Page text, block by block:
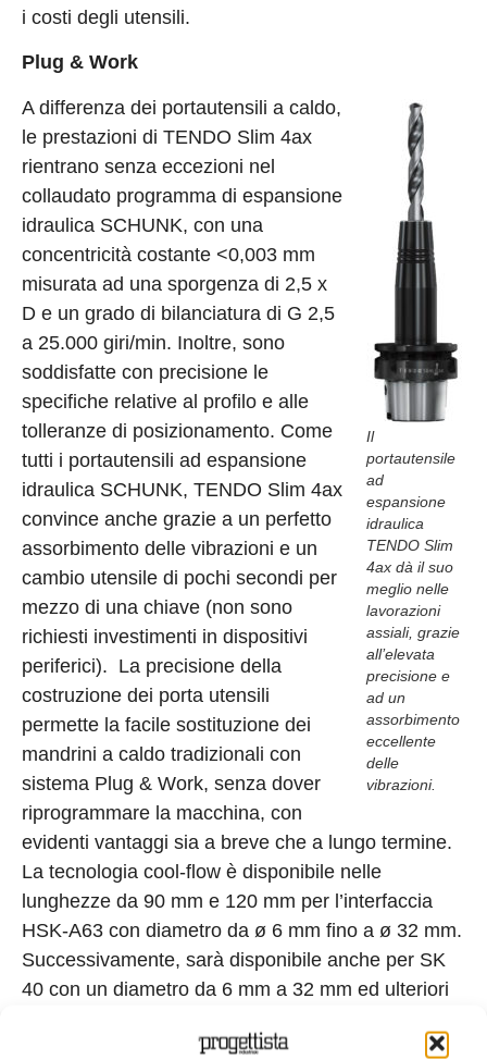
i costi degli utensili.
Plug & Work
Il
portautensile
ad
espansione
idraulica
TENDO Slim
4ax dà il suo
meglio nelle
lavorazioni
assiali, grazie
all’elevata
precisione e
ad un
assorbimento
eccellente
delle
vibrazioni.
A differenza dei portautensili a caldo,
le prestazioni di TENDO Slim 4ax
rientrano senza eccezioni nel
collaudato programma di espansione
idraulica SCHUNK, con una
concentricità costante <0,003 mm
misurata ad una sporgenza di 2,5 x
D e un grado di bilanciatura di G 2,5
a 25.000 giri/min. Inoltre, sono
soddisfatte con precisione le
specifiche relative al profilo e alle
tolleranze di posizionamento. Come
tutti i portautensili ad espansione
idraulica SCHUNK, TENDO Slim 4ax
convince anche grazie a un perfetto
assorbimento delle vibrazioni e un
cambio utensile di pochi secondi per
mezzo di una chiave (non sono
richiesti investimenti in dispositivi
periferici). La precisione della
costruzione dei porta utensili
permette la facile sostituzione dei
mandrini a caldo tradizionali con
sistema Plug & Work, senza dover
riprogrammare la macchina, con
evidenti vantaggi sia a breve che a lungo termine.
La tecnologia cool-flow è disponibile nelle
lunghezze da 90 mm e 120 mm per l’interfaccia
HSK-A63 con diametro da ø 6 mm fino a ø 32 mm.
Successivamente, sarà disponibile anche per SK
40 con un diametro da 6 mm a 32 mm ed ulteriori